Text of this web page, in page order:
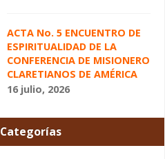
ACTA No. 5 ENCUENTRO DE
ESPIRITUALIDAD DE LA
CONFERENCIA DE MISIONERO
CLARETIANOS DE AMÉRICA
16 julio, 2026
Categorías